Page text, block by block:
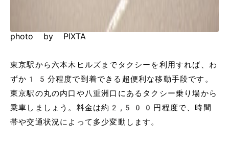
photo by PIXTA
東京駅から六本木ヒルズまでタクシーを利用すれば、わ
ずか15分程度で到着できる超便利な移動手段です。
東京駅の丸の内口や八重洲口にあるタクシー乗り場から
乗車しましょう。料金は約2,500円程度で、時間
帯や交通状況によって多少変動します。